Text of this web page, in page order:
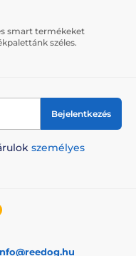
smart termékeket
széles.
Bejelentkezés
személyes